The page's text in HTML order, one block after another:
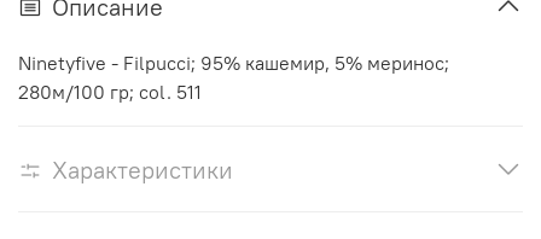
Описание
Ninetyfive - Filpucci; 95% кашемир, 5% меринос;
280м/100 гр; col. 511
Характеристики